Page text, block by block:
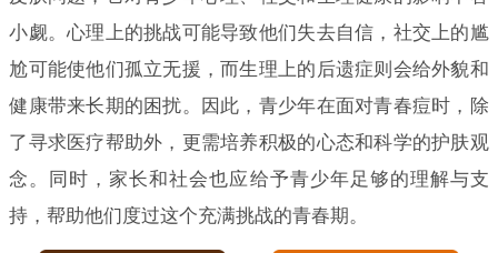
小觑。心理上的挑战可能导致他们失去自信，社交上的尴
尬可能使他们孤立无援，而生理上的后遗症则会给外貌和
健康带来长期的困扰。因此，青少年在面对青春痘时，除
了寻求医疗帮助外，更需培养积极的心态和科学的护肤观
念。同时，家长和社会也应给予青少年足够的理解与支
持，帮助他们度过这个充满挑战的青春期。